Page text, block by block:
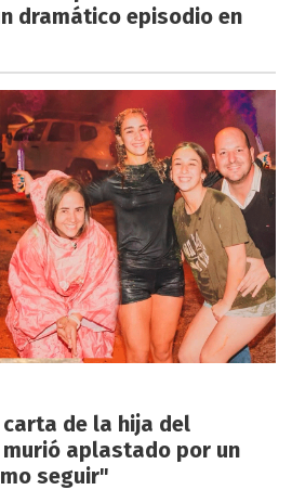
dramático episodio en
de la hija del
aplastado por un
seguir"